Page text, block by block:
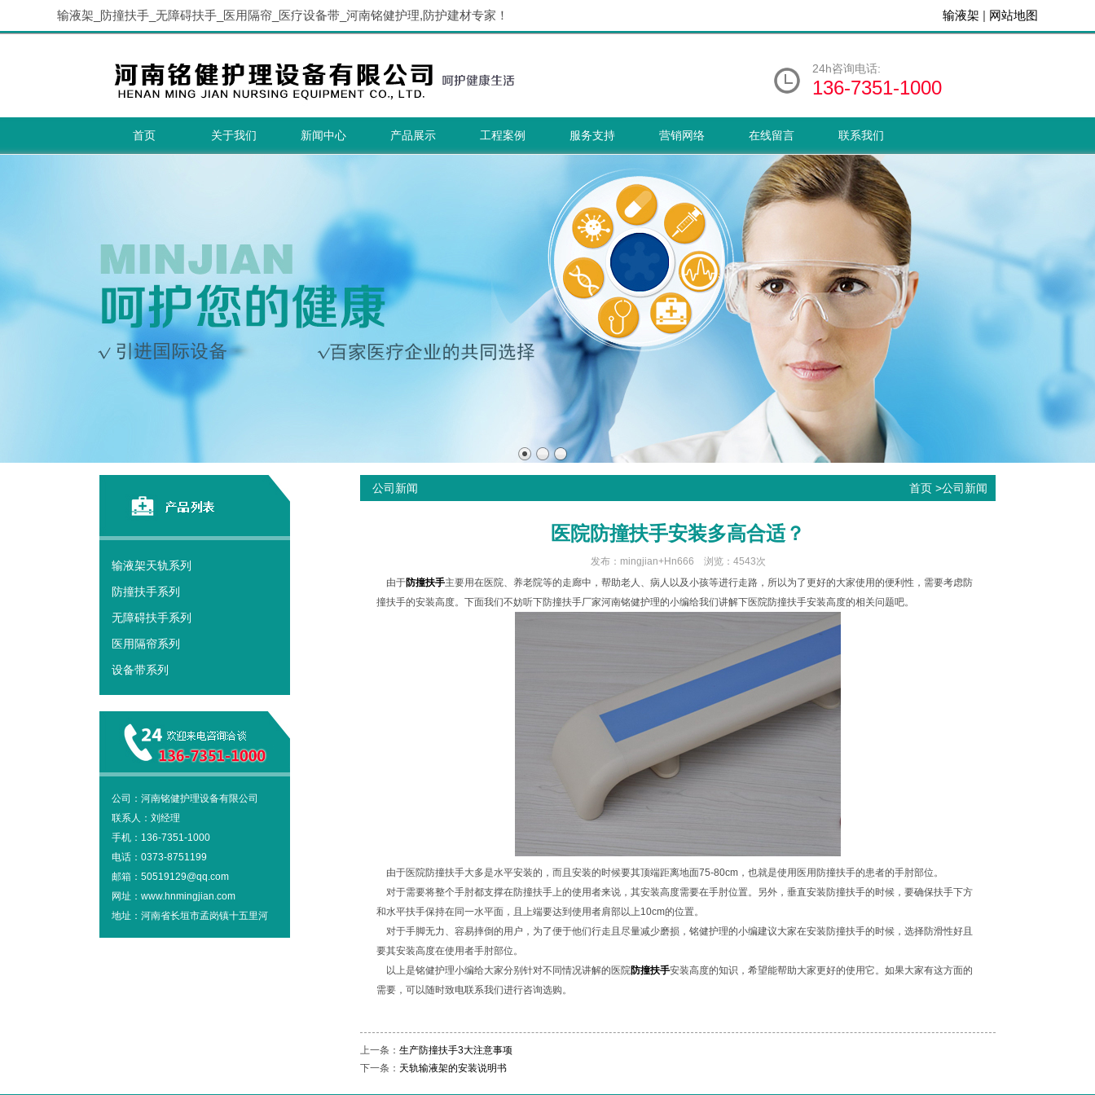
输液架_防撞扶手_无障碍扶手_医用隔帘_医疗设备带_河南铭健护理,防护建材专家！ 输液架 | 网站地图
24h咨询电话:
136-7351-1000
首页 关于我们 新闻中心 产品展示 工程案例 服务支持 营销网络 在线留言 联系我们
输液架天轨系列
防撞扶手系列
无障碍扶手系列
医用隔帘系列
设备带系列
公司：河南铭健护理设备有限公司
联系人：刘经理
手机：136-7351-1000
电话：0373-8751199
邮箱：50519129@qq.com
网址：www.hnmingjian.com
地址：河南省长垣市孟岗镇十五里河
公司新闻 首页 >公司新闻
医院防撞扶手安装多高合适？
发布：mingjian+Hn666 浏览：4543次
由于防撞扶手主要用在医院、养老院等的走廊中，帮助老人、病人以及小孩等进行走路，所以为了更好的大家使用的便利性，需要考虑防
撞扶手的安装高度。下面我们不妨听下防撞扶手厂家河南铭健护理的小编给我们讲解下医院防撞扶手安装高度的相关问题吧。
由于医院防撞扶手大多是水平安装的，而且安装的时候要其顶端距离地面75-80cm，也就是使用医用防撞扶手的患者的手肘部位。
对于需要将整个手肘都支撑在防撞扶手上的使用者来说，其安装高度需要在手肘位置。另外，垂直安装防撞扶手的时候，要确保扶手下方
和水平扶手保持在同一水平面，且上端要达到使用者肩部以上10cm的位置。
对于手脚无力、容易摔倒的用户，为了便于他们行走且尽量减少磨损，铭健护理的小编建议大家在安装防撞扶手的时候，选择防滑性好且
要其安装高度在使用者手肘部位。
以上是铭健护理小编给大家分别针对不同情况讲解的医院防撞扶手安装高度的知识，希望能帮助大家更好的使用它。如果大家有这方面的
需要，可以随时致电联系我们进行咨询选购。
上一条： 生产防撞扶手3大注意事项
下一条： 天轨输液架的安装说明书